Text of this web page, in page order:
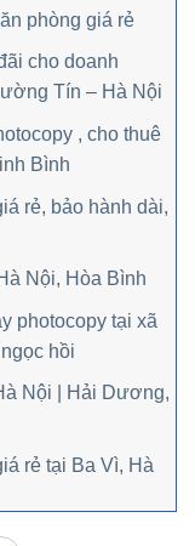
phòng giá rẻ
cho doanh
Tín – Hà Nội
, cho thuê
Bình
rẻ, bảo hành dài,
Nội, Hòa Bình
photocopy tại xã
hồi
Nội | Hải Dương,
rẻ tại Ba Vì, Hà